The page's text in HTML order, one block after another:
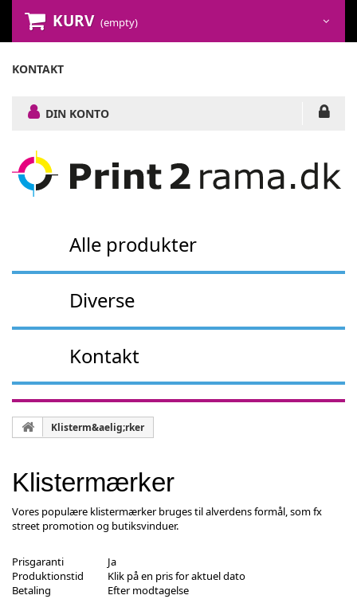
KURV (empty)
KONTAKT
DIN KONTO
Alle produkter
Diverse
Kontakt
Klisterm&aelig;rker
Klistermærker
Vores populære klistermærker bruges til alverdens formål, som fx
street promotion og butiksvinduer.
Prisgaranti
Ja
Produktionstid
Klik på en pris for aktuel dato
Betaling
Efter modtagelse